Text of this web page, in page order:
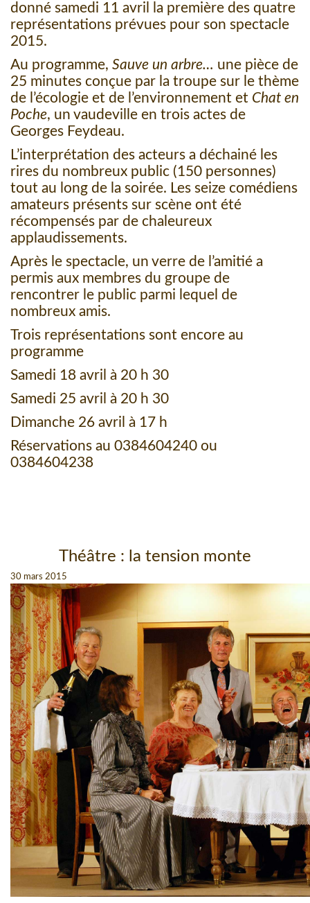
donné samedi 11 avril la première des quatre
représentations prévues pour son spectacle
2015.
Au programme, Sauve un arbre… une pièce de
25 minutes conçue par la troupe sur le thème
de l’écologie et de l’environnement et Chat en
Poche, un vaudeville en trois actes de
Georges Feydeau.
L’interprétation des acteurs a déchainé les
rires du nombreux public (150 personnes)
tout au long de la soirée. Les seize comédiens
amateurs présents sur scène ont été
récompensés par de chaleureux
applaudissements.
Après le spectacle, un verre de l’amitié a
permis aux membres du groupe de
rencontrer le public parmi lequel de
nombreux amis.
Trois représentations sont encore au
programme
Samedi 18 avril à 20 h 30
Samedi 25 avril à 20 h 30
Dimanche 26 avril à 17 h
Réservations au 0384604240 ou
0384604238
Théâtre : la tension monte
30 mars 2015